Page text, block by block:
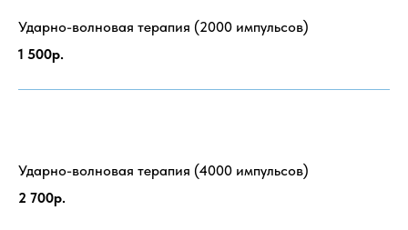
Ударно-волновая терапия (2000 импульсов)
1 500р.
Ударно-волновая терапия (4000 импульсов)
2 700р.